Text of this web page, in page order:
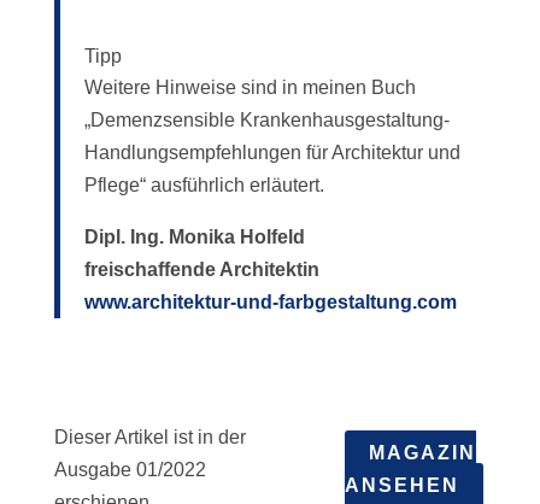
Tipp
Weitere Hinweise sind in meinen Buch
„Demenzsensible Krankenhausgestaltung-
Handlungsempfehlungen für Architektur und
Pflege“ ausführlich erläutert.
Dipl. Ing. Monika Holfeld
freischaffende Architektin
www.architektur-und-farbgestaltung.com
Dieser Artikel ist in der
Ausgabe 01/2022
MAGAZIN
ANSEHEN